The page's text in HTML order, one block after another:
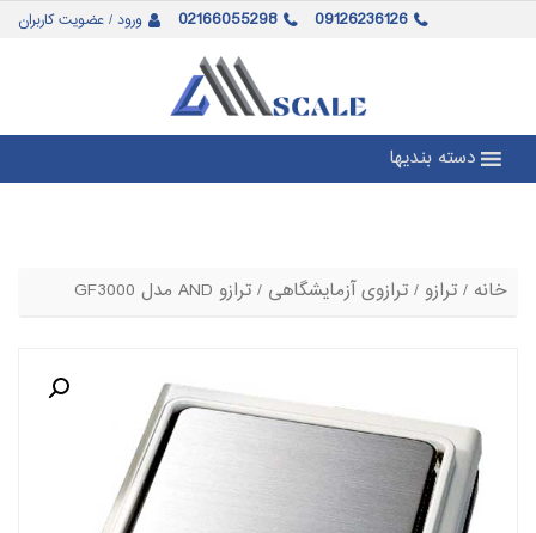
ورود / عضویت کاربران 02166055298 09126236126
دسته بندیها
خانه /ترازو/ترازوی آزمایشگاهی / ترازو AND مدل GF3000